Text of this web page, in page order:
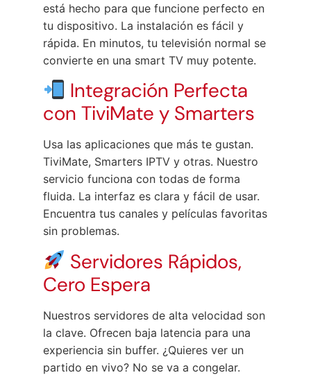
está hecho para que funcione perfecto en
tu dispositivo. La instalación es fácil y
rápida. En minutos, tu televisión normal se
convierte en una smart TV muy potente.
Integración Perfecta
con TiviMate y Smarters
Usa las aplicaciones que más te gustan.
TiviMate, Smarters IPTV y otras. Nuestro
servicio funciona con todas de forma
fluida. La interfaz es clara y fácil de usar.
Encuentra tus canales y películas favoritas
sin problemas.
Servidores Rápidos,
Cero Espera
Nuestros servidores de alta velocidad son
la clave. Ofrecen baja latencia para una
experiencia sin buffer. ¿Quieres ver un
partido en vivo? No se va a congelar.